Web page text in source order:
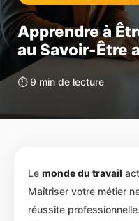
Apprendre à
au Savoir-Être
⏱️ 9 min de lecture
Le monde du travail
Maîtriser votre métier
réussite